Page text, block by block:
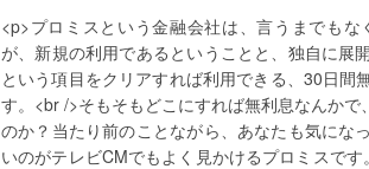
<p>プロミスという金融会社は、言うまでも
が、新規の利用であるということと、独自に展
という項目をクリアすれば利用できる、30日間
す。<br />そもそもどこにすれば無利息なんか
のか？当たり前のことながら、あなたも気にな
いのがテレビCMでもよく見かけるプロミスで